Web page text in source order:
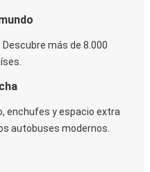
más de 8.000
enchufes y espacio extra
autobuses modernos.